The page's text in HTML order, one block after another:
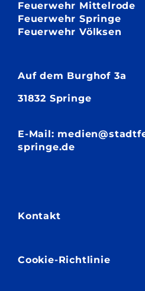
Feuerwehr Mittelrode
Feuerwehr Springe
Feuerwehr Völksen
Auf dem Burghof 3a
31832 Springe
E-Mail:
springe.de
Kontakt
Cookie-Richtlinie